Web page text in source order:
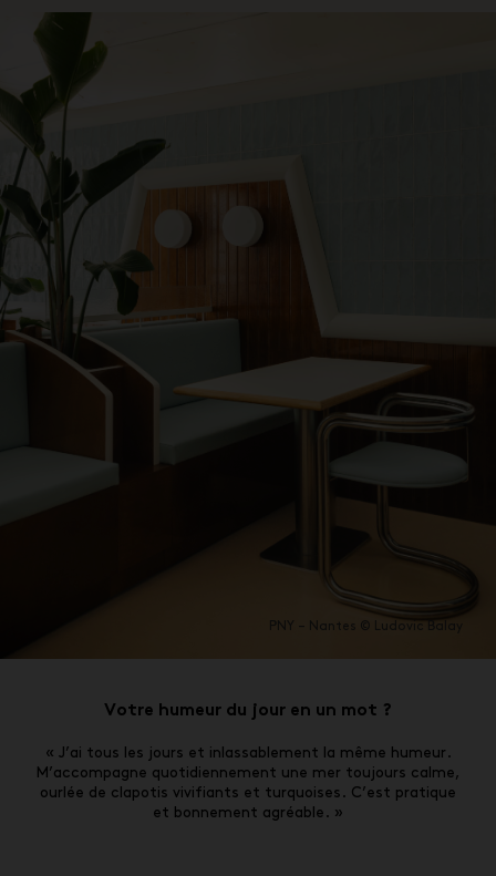
PNY – Nantes © Ludovic Balay
Votre humeur du jour en un mot ?
« J’ai tous les jours et inlassablement la même humeur.
M’accompagne quotidiennement une mer toujours calme,
ourlée de clapotis vivifiants et turquoises. C’est pratique
et bonnement agréable. »